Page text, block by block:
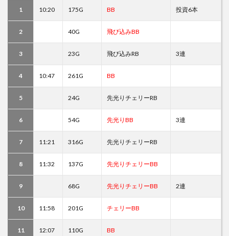
1 10:20 175G BB 投資6本
2 40G 飛び込みBB
3 23G 飛び込みRB 3連
4 10:47 261G BB
5 24G 先光りチェリーRB
6 54G 先光りBB 3連
7 11:21 316G 先光りチェリーRB
8 11:32 137G 先光りチェリーBB
9 68G 先光りチェリーBB 2連
10 11:58 201G チェリーBB
11 12:07 110G BB